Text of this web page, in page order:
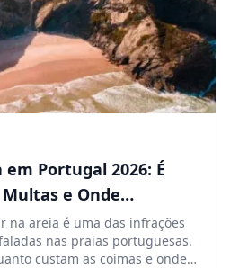
Portugal 2026: É
e Onde
na areia é uma das infrações
nas praias portuguesas.
custam as coimas e onde